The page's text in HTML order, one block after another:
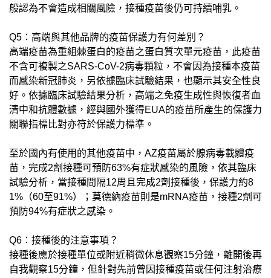
般認為不會造成相關風險，接種疫苗後仍可持續哺乳。
Q5：高端與其他品牌的疫苗保護力有何差別？
高端疫苗為重組棘蛋白的疫苗之蛋白質次單元疫苗，此疫苗
不含可複製之SARS-CoV-2病毒顆粒，不會因為接種本疫苗
而感染新冠肺炎，另依據臨床試驗結果，也顯示其安全性良
好。依據臨床試驗結果分析，高端之免疫生成性與恢復者血
清中和抗體數據，經與國外獲得EUA的疫苗所產生的保護力
關聯指標比對亦符於保護力標準。
至於國內有使用的其他疫苗中，AZ疫苗屬於腺病毒載體疫
苗，完成2劑接種可預防63%有症狀感染的風險，依其臨床
試驗分析，當接種間隔12周且完成2劑接種後，保護力約8
1%（60至91%）；莫德納疫苗則是mRNA疫苗，接種2劑可
預防94%有症狀之感染。
Q6：接種後的注意事項？
接種後應於接種單位或附近稍微休息觀察15分鐘，離開後再
自我觀察15分鐘，但針對先前曾因接種疫苗或任何注射治療